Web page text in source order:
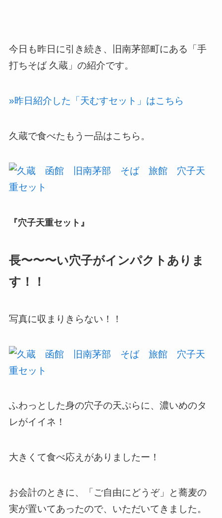
今日も昨日に引き続き、旧南茅部町にある「手
打ちそば 久蔵」の紹介です。
»昨日紹介した「天むすセット」はこちら
久蔵で食べたもう一品はこちら。
『穴子天重セット』
長〜〜〜い穴子がインパクトありま
す！！
写真に収まりきらない！！
ふわっとした身の穴子の天ぷらに、濃いめのタ
レがイイネ！
大きくて食べ応えがありましたー！
お会計のときに、「ご自由にどうぞ」と蕎麦の
実が置いてあったので、いただいてきました。